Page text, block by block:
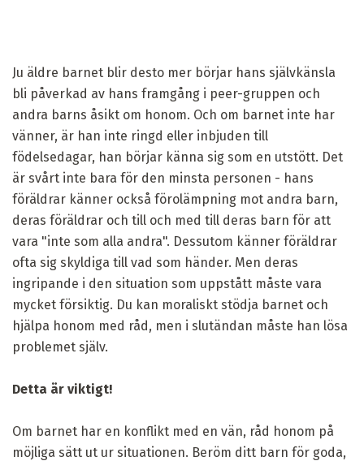
Ju äldre barnet blir desto mer börjar hans självkänsla
bli påverkad av hans framgång i peer-gruppen och
andra barns åsikt om honom. Och om barnet inte har
vänner, är han inte ringd eller inbjuden till
födelsedagar, han börjar känna sig som en utstött. Det
är svårt inte bara för den minsta personen - hans
föräldrar känner också förolämpning mot andra barn,
deras föräldrar och till och med till deras barn för att
vara "inte som alla andra". Dessutom känner föräldrar
ofta sig skyldiga till vad som händer. Men deras
ingripande i den situation som uppstått måste vara
mycket försiktig. Du kan moraliskt stödja barnet och
hjälpa honom med råd, men i slutändan måste han lösa
problemet själv.
Detta är viktigt!
Om barnet har en konflikt med en vän, råd honom på
möjliga sätt ut ur situationen. Beröm ditt barn för goda,